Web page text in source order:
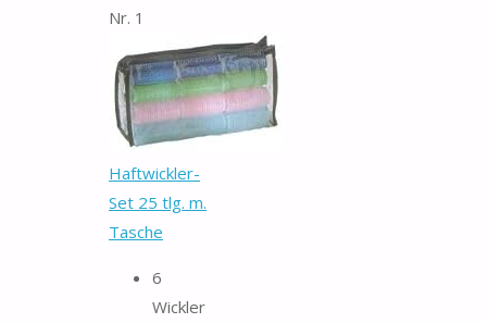
Nr. 1
Haftwickler-
Set 25 tlg. m.
Tasche
6
Wickler